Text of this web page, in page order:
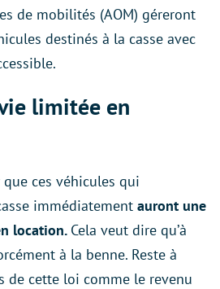
de mobilités (AOM) géreront
destinés à la casse avec
limitée en
ces véhicules qui
immédiatement auront une
location. Cela veut dire qu’à
à la benne. Reste à
de cette loi comme le revenu